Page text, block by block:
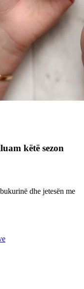
këtë sezon
dhe jetesën me